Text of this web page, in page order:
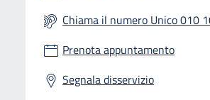
Chiama il numero Unico 010
Prenota appuntamento
Segnala disservizio